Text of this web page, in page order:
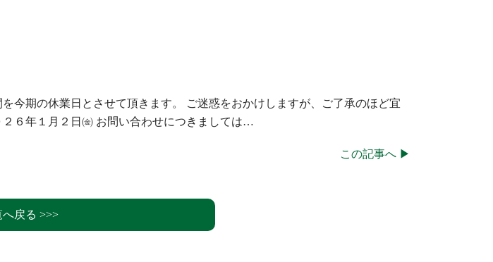
今期の休業日とさせて頂きます。 ご迷惑をおかけしますが、ご了承のほど宜
６年１月２日㈮ お問い合わせにつきましては…
この記事へ ▶
へ戻る >>>